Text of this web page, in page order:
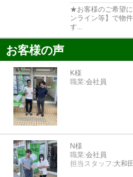
★お客様のご希望
ンライン等】で物
す...
お客様の声
K様
職業:会社員
N様
職業:会社員
担当スタッフ:大和